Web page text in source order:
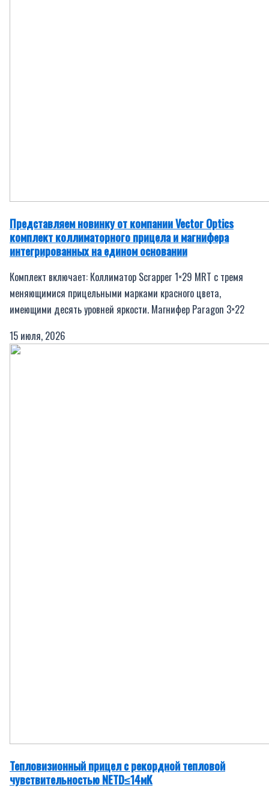
Представляем новинку от компании Vector Optics
комплект коллиматорного прицела и магнифера
интегрированных на едином основании
Комплект включает: Коллиматор Scrapper 1×29 MRT с тремя
меняющимися прицельными марками красного цвета,
имеющими десять уровней яркости. Магнифер Paragon 3×22
15 июля, 2026
Тепловизионный прицел с рекордной тепловой
чувствительностью NETD≤14мК